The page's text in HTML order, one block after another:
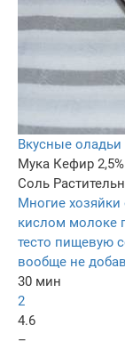
Вкусные
Мука Кефир 2,5%
Соль
Многие
кислом молоке
тесто пищевую
вообще не
30 мин
2
4.6
–